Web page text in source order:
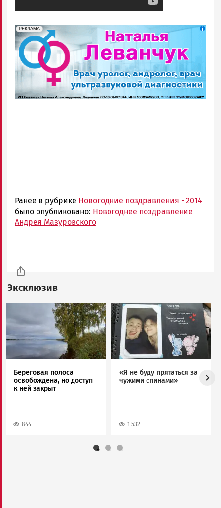
erid: 2SDnjek5YUa
РЕКЛАМА
Реклама
Ранее в рубрике Новогодние поздравления - 2014
было опубликовано: Новогоднее поздравление
Андрея Мазуровского
Эксклюзив
Береговая полоса
освобождена, но доступ
к ней закрыт
844
Image
«Я не буду прятаться за
чужими спинами»
1 532